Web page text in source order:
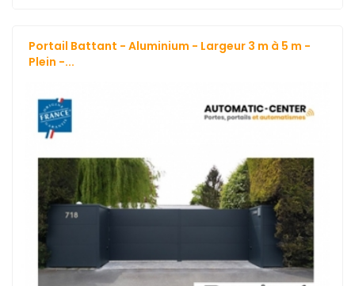
Portail Battant - Aluminium - Largeur 3 m à 5 m -
Plein -...